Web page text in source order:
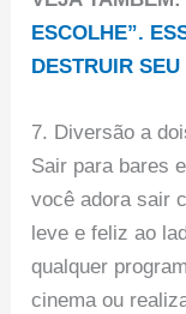
ESCOLHE”.
DESTRUIR
7. Diversão a
Sair para bares
você adora sair
leve e feliz ao
qualquer
cinema ou